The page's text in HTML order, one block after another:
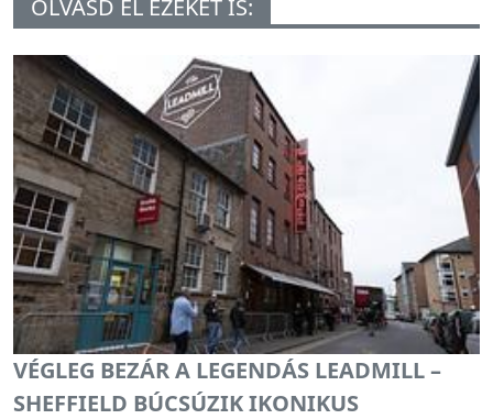
OLVASD EL EZEKET IS:
VÉGLEG BEZÁR A LEGENDÁS LEADMILL –
SHEFFIELD BÚCSÚZIK IKONIKUS